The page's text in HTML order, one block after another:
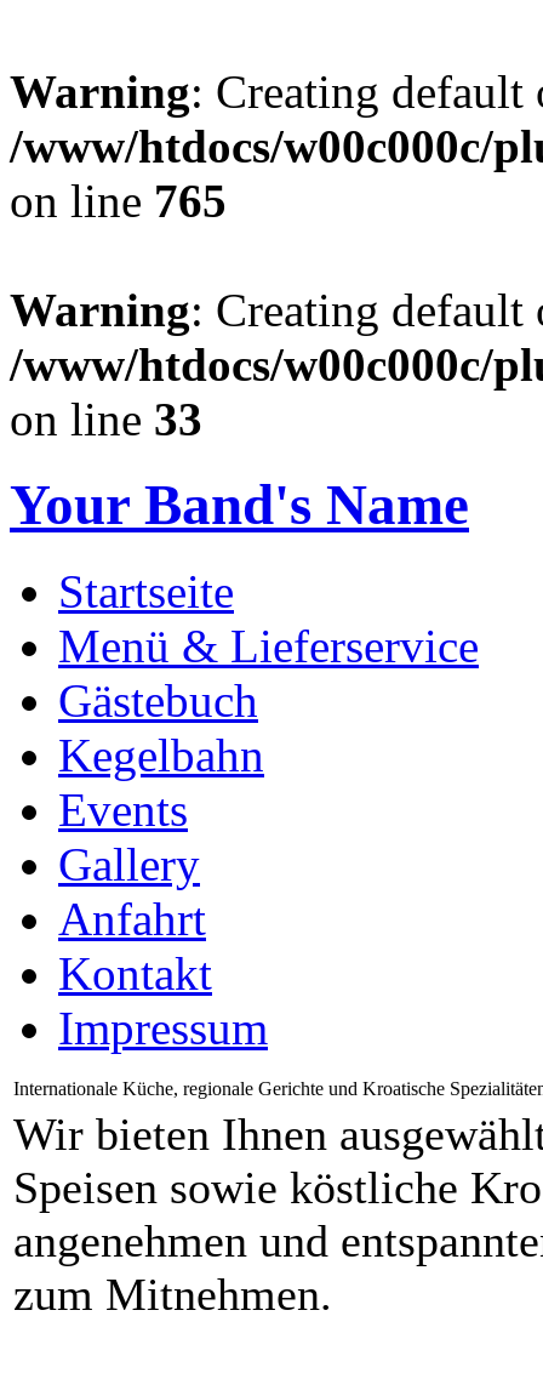
Warning: Creating
/www/htdocs/w00c000c/
on line 765
Warning: Creating
/www/htdocs/w00c000c/
on line 33
Your Band's Name
Startseite
Menü & Lieferservice
Gästebuch
Kegelbahn
Events
Gallery
Anfahrt
Kontakt
Impressum
Internationale Küche, regionale Gerichte und Kroatische
Wir bieten Ihnen
Speisen sowie köstliche
angenehmen und
zum Mitnehmen.